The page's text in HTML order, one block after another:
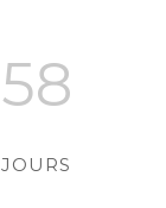
58
JOURS